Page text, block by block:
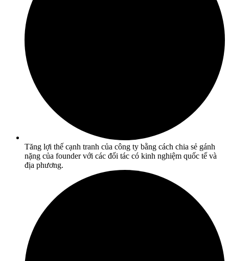
Tăng lợi thế cạnh tranh của công ty bằng cách chia sẻ gánh
nặng của founder với các đối tác có kinh nghiệm quốc tế và
địa phương.